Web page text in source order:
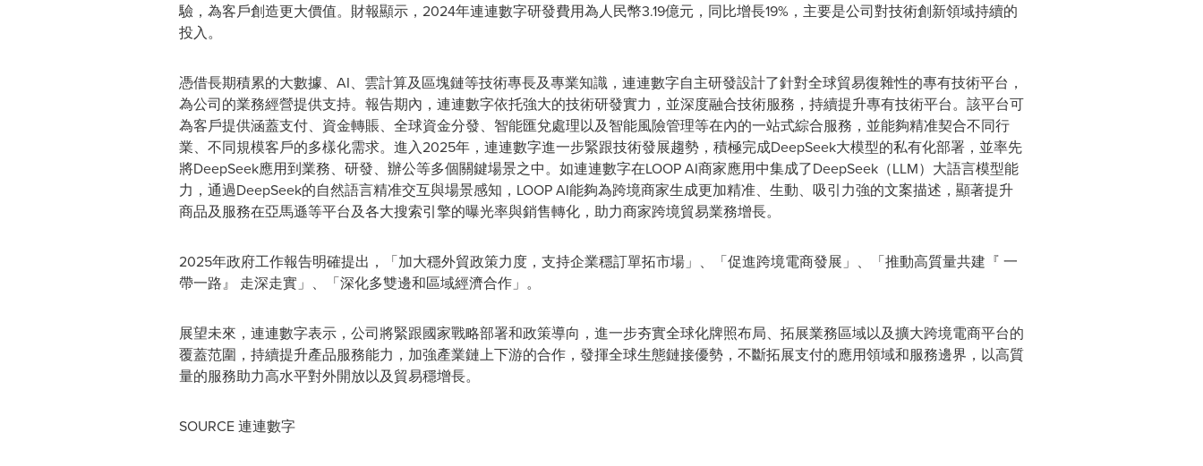
驗，為客戶創造更大價值。財報顯示，2024年連連數字研發費用為人民幣3.19億元，同比增長19%，主要是公司對技術創新領域持續的
投入。
憑借長期積累的大數據、AI、雲計算及區塊鏈等技術專長及專業知識，連連數字自主研發設計了針對全球貿易復雜性的專有技術平台，
為公司的業務經營提供支持。報告期內，連連數字依托強大的技術研發實力，並深度融合技術服務，持續提升專有技術平台。該平台可
為客戶提供涵蓋支付、資金轉賬、全球資金分發、智能匯兌處理以及智能風險管理等在內的一站式綜合服務，並能夠精准契合不同行
業、不同規模客戶的多樣化需求。進入2025年，連連數字進一步緊跟技術發展趨勢，積極完成DeepSeek大模型的私有化部署，並率先
將DeepSeek應用到業務、研發、辦公等多個關鍵場景之中。如連連數字在LOOP AI商家應用中集成了DeepSeek（LLM）大語言模型能
力，通過DeepSeek的自然語言精准交互與場景感知，LOOP AI能夠為跨境商家生成更加精准、生動、吸引力強的文案描述，顯著提升
商品及服務在亞馬遜等平台及各大搜索引擎的曝光率與銷售轉化，助力商家跨境貿易業務增長。
2025年政府工作報告明確提出，「加大穩外貿政策力度，支持企業穩訂單拓市場」、「促進跨境電商發展」、「推動高質量共建『 一
帶一路』 走深走實」、「深化多雙邊和區域經濟合作」。
展望未來，連連數字表示，公司將緊跟國家戰略部署和政策導向，進一步夯實全球化牌照布局、拓展業務區域以及擴大跨境電商平台的
覆蓋范圍，持續提升產品服務能力，加強產業鏈上下游的合作，發揮全球生態鏈接優勢，不斷拓展支付的應用領域和服務邊界，以高質
量的服務助力高水平對外開放以及貿易穩增長。
SOURCE 連連數字